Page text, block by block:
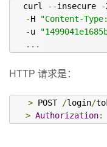
  curl
--insecure -
-H
"Content-
-u
...
HTTP 请求是：
> POST /login/
> Authorization: